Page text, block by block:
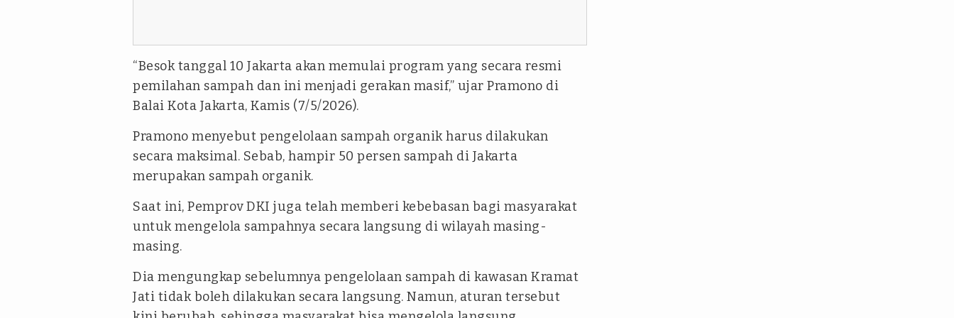
“Besok tanggal 10 Jakarta akan memulai program yang secara resmi
pemilahan sampah dan ini menjadi gerakan masif,” ujar Pramono di
Balai Kota Jakarta, Kamis (7/5/2026).
Pramono menyebut pengelolaan sampah organik harus dilakukan
secara maksimal. Sebab, hampir 50 persen sampah di Jakarta
merupakan sampah organik.
Saat ini, Pemprov DKI juga telah memberi kebebasan bagi masyarakat
untuk mengelola sampahnya secara langsung di wilayah masing-
masing.
Dia mengungkap sebelumnya pengelolaan sampah di kawasan Kramat
Jati tidak boleh dilakukan secara langsung. Namun, aturan tersebut